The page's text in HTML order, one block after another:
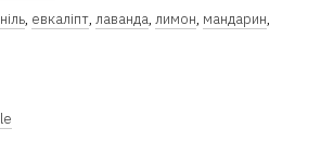
, евкаліпт,лаванда,лимон, мандарин,